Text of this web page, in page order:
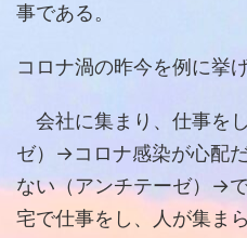
事である。
コロナ渦の昨今を例に挙
会社に集まり、仕事を
ゼ）→コロナ感染が心配
ない（アンチテーゼ）→
宅で仕事をし、人が集ま